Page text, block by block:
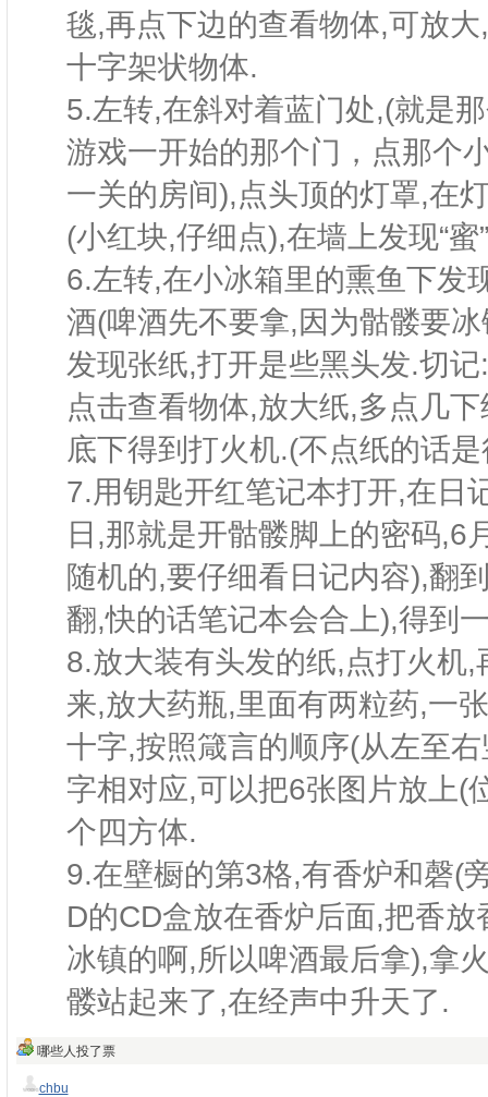
毯,再点下边的查看物体,可放
十字架状物体.
5.左转,在斜对着蓝门处,(就是
游戏一开始的那个门，点那个
一关的房间),点头顶的灯罩,在
(小红块,仔细点),在墙上发现“
6.左转,在小冰箱里的熏鱼下发
酒(啤酒先不要拿,因为骷髅要
发现张纸,打开是些黑头发.切
点击查看物体,放大纸,多点几
底下得到打火机.(不点纸的话
7.用钥匙开红笔记本打开,在日
日,那就是开骷髅脚上的密码,6
随机的,要仔细看日记内容),翻
翻,快的话笔记本会合上),得到
8.放大装有头发的纸,点打火机
来,放大药瓶,里面有两粒药,一
十字,按照箴言的顺序(从左至
字相对应,可以把6张图片放上(
个四方体.
9.在壁橱的第3格,有香炉和磬(
D的CD盒放在香炉后面,把香
冰镇的啊,所以啤酒最后拿),拿
髅站起来了,在经声中升天了.
哪些人投了票
chbu